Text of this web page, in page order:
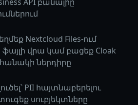
Nextcloud Files-ում
վրա կամ բացեք Cloak
ներդիրը
PII հայտնաբերելու
սուբյեկտները